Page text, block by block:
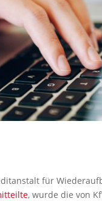
für
, wurde die von